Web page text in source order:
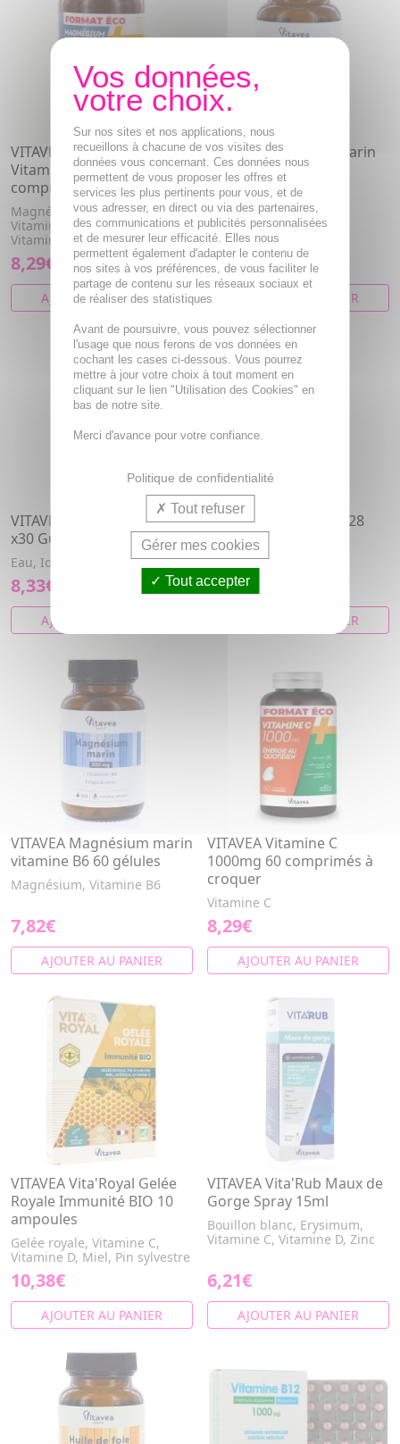
VITAVEA Magnésium +
Vitamines B x60
comprimés effervescents
Magnésium, Vitamine B12,
Vitamine B2, Vitamine B6,
Vitamine B9, Vitamine B1
8,29€
AJOUTER AU PANIER
VITAVEA Collagène Marin
Collagène, Vitamine C
7,82€
AJOUTER AU PANIER
VITAVEA Acérola 1000UI
x30 Gummies
Eau, Iode
8,33€
AJOUTER AU PANIER
VITAVEA BIO Acérola 28
comprimés
Acerola
6,78€
AJOUTER AU PANIER
VITAVEA Magnésium marin
vitamine B6 60 gélules
Magnésium, Vitamine B6
7,82€
AJOUTER AU PANIER
VITAVEA Vitamine C
1000mg 60 comprimés à
croquer
Vitamine C
8,29€
AJOUTER AU PANIER
VITAVEA Vita'Royal Gelée
Royale Immunité BIO 10
ampoules
Gelée royale, Vitamine C,
Vitamine D, Miel, Pin sylvestre
10,38€
AJOUTER AU PANIER
VITAVEA Vita'Rub Maux de
Gorge Spray 15ml
Bouillon blanc, Erysimum,
Vitamine C, Vitamine D, Zinc
6,21€
AJOUTER AU PANIER
Sur nos sites et nos applications, nous
recueillons à chacune de vos visites des
données vous concernant. Ces données nous
permettent de vous proposer les offres et
services les plus pertinents pour vous, et de
vous adresser, en direct ou via des partenaires,
des communications et publicités personnalisées
et de mesurer leur efficacité. Elles nous
permettent également d'adapter le contenu de
nos sites à vos préférences, de vous faciliter le
partage de contenu sur les réseaux sociaux et
de réaliser des statistiques
Avant de poursuivre, vous pouvez sélectionner
l'usage que nous ferons de vos données en
cochant les cases ci-dessous. Vous pourrez
mettre à jour votre choix à tout moment en
cliquant sur le lien "Utilisation des Cookies" en
bas de notre site.
Merci d'avance pour votre confiance.
Politique de confidentialité
Tout refuser
Gérer mes cookies
Tout accepter